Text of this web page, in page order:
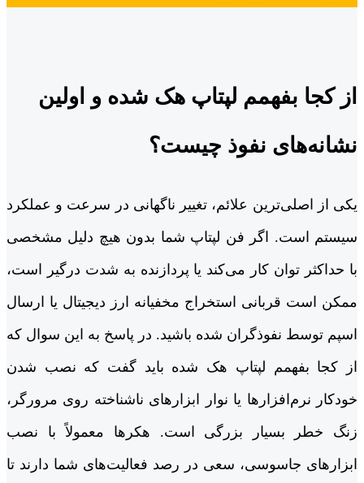
از کجا بفهمم لپتاپ هک شده و اولین
نشانه‌های نفوذ چیست؟
یکی از اصلی‌ترین علائم، تغییر ناگهانی در سرعت و عملکرد
سیستم است. اگر فن لپتاپ شما بدون هیچ دلیل مشخصی
با حداکثر توان کار می‌کند یا پردازنده به شدت درگیر است،
ممکن است قربانی استخراج مخفیانه ارز دیجیتال یا ارسال
اسپم توسط نفوذگران شده باشید. در پاسخ به این سوال که
از کجا بفهمم لپتاپ هک شده باید گفت که نصب شدن
خودکار نرم‌افزارها یا نوار ابزارهای ناشناخته روی مرورگر،
زنگ خطر بسیار بزرگی است. هکرها معمولاً با نصب
ابزارهای جاسوسی، سعی در رصد فعالیت‌های شما دارند تا